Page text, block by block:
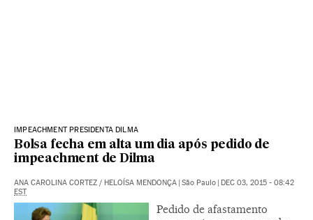
IMPEACHMENT PRESIDENTA DILMA
Bolsa fecha em alta um dia após pedido de
impeachment de Dilma
ANA CAROLINA CORTEZ / HELOÍSA MENDONÇA | São Paulo | DEC 03, 2015 - 08:42
EST
Pedido de afastamento